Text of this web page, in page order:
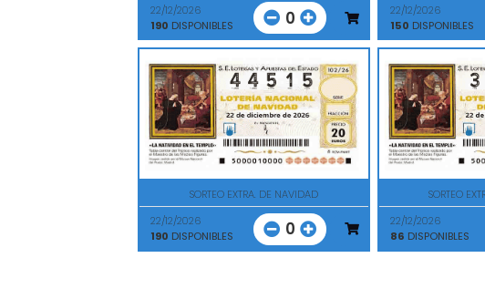
22/12/2026
190 DISPONIBLES 0
22/12/2026
150 DISPONIBLES
SORTEO EXTRA. DE NAVIDAD
22/12/2026
190 DISPONIBLES 0
SORTEO
22/12/2026
86 DISPONIBLES